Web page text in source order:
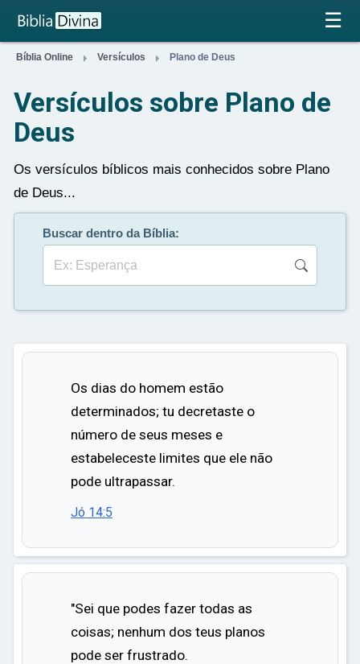
×
☰
Bíblia Online  Versículos  Plano de Deus
Versículos sobre Plano de
Deus
Os versículos bíblicos mais conhecidos sobre Plano
de Deus...
Buscar dentro da Bíblia:
Os dias do homem estão
determinados; tu decretaste o
número de seus meses e
estabeleceste limites que ele não
pode ultrapassar.
Jó 14:5
"Sei que podes fazer todas as
coisas; nenhum dos teus planos
pode ser frustrado.